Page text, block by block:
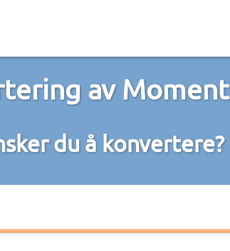
av Moment
du å konvertere?